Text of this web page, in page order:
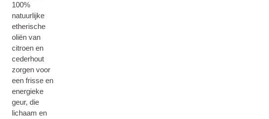
100%
natuurlijke
etherische
oliën van
citroen en
cederhout
zorgen voor
een frisse en
energieke
geur, die
lichaam en